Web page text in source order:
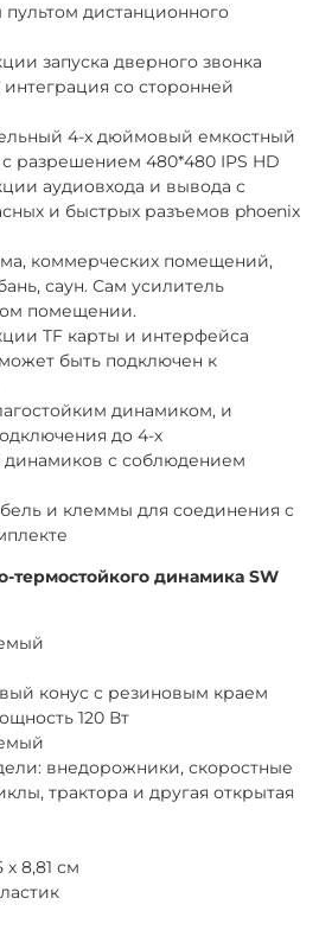
дистанционного
запуска дверного звонка
со сторонней
4-х дюймовый емкостный
с разрешением 480*480 IPS HD
аудиовхода и вывода с
и быстрых разъемов phoenix
коммерческих помещений,
саун. Сам усилитель
помещении.
TF карты и интерфейса
быть подключен к
динамиком, и
до 4-х
динамиков с соблюдением
и клеммы для соединения с
термостойкого динамика SW
конус с резиновым краем
120 Вт
внедорожники, скоростные
трактора и другая открытая
х 8,81 см